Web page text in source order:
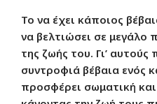
Το να έχει κάποιος
να βελτιώσει σε μεγάλο
της ζωής του. Γι’ αυτούς
συντροφιά βέβαια ενός
προσφέρει σωματική